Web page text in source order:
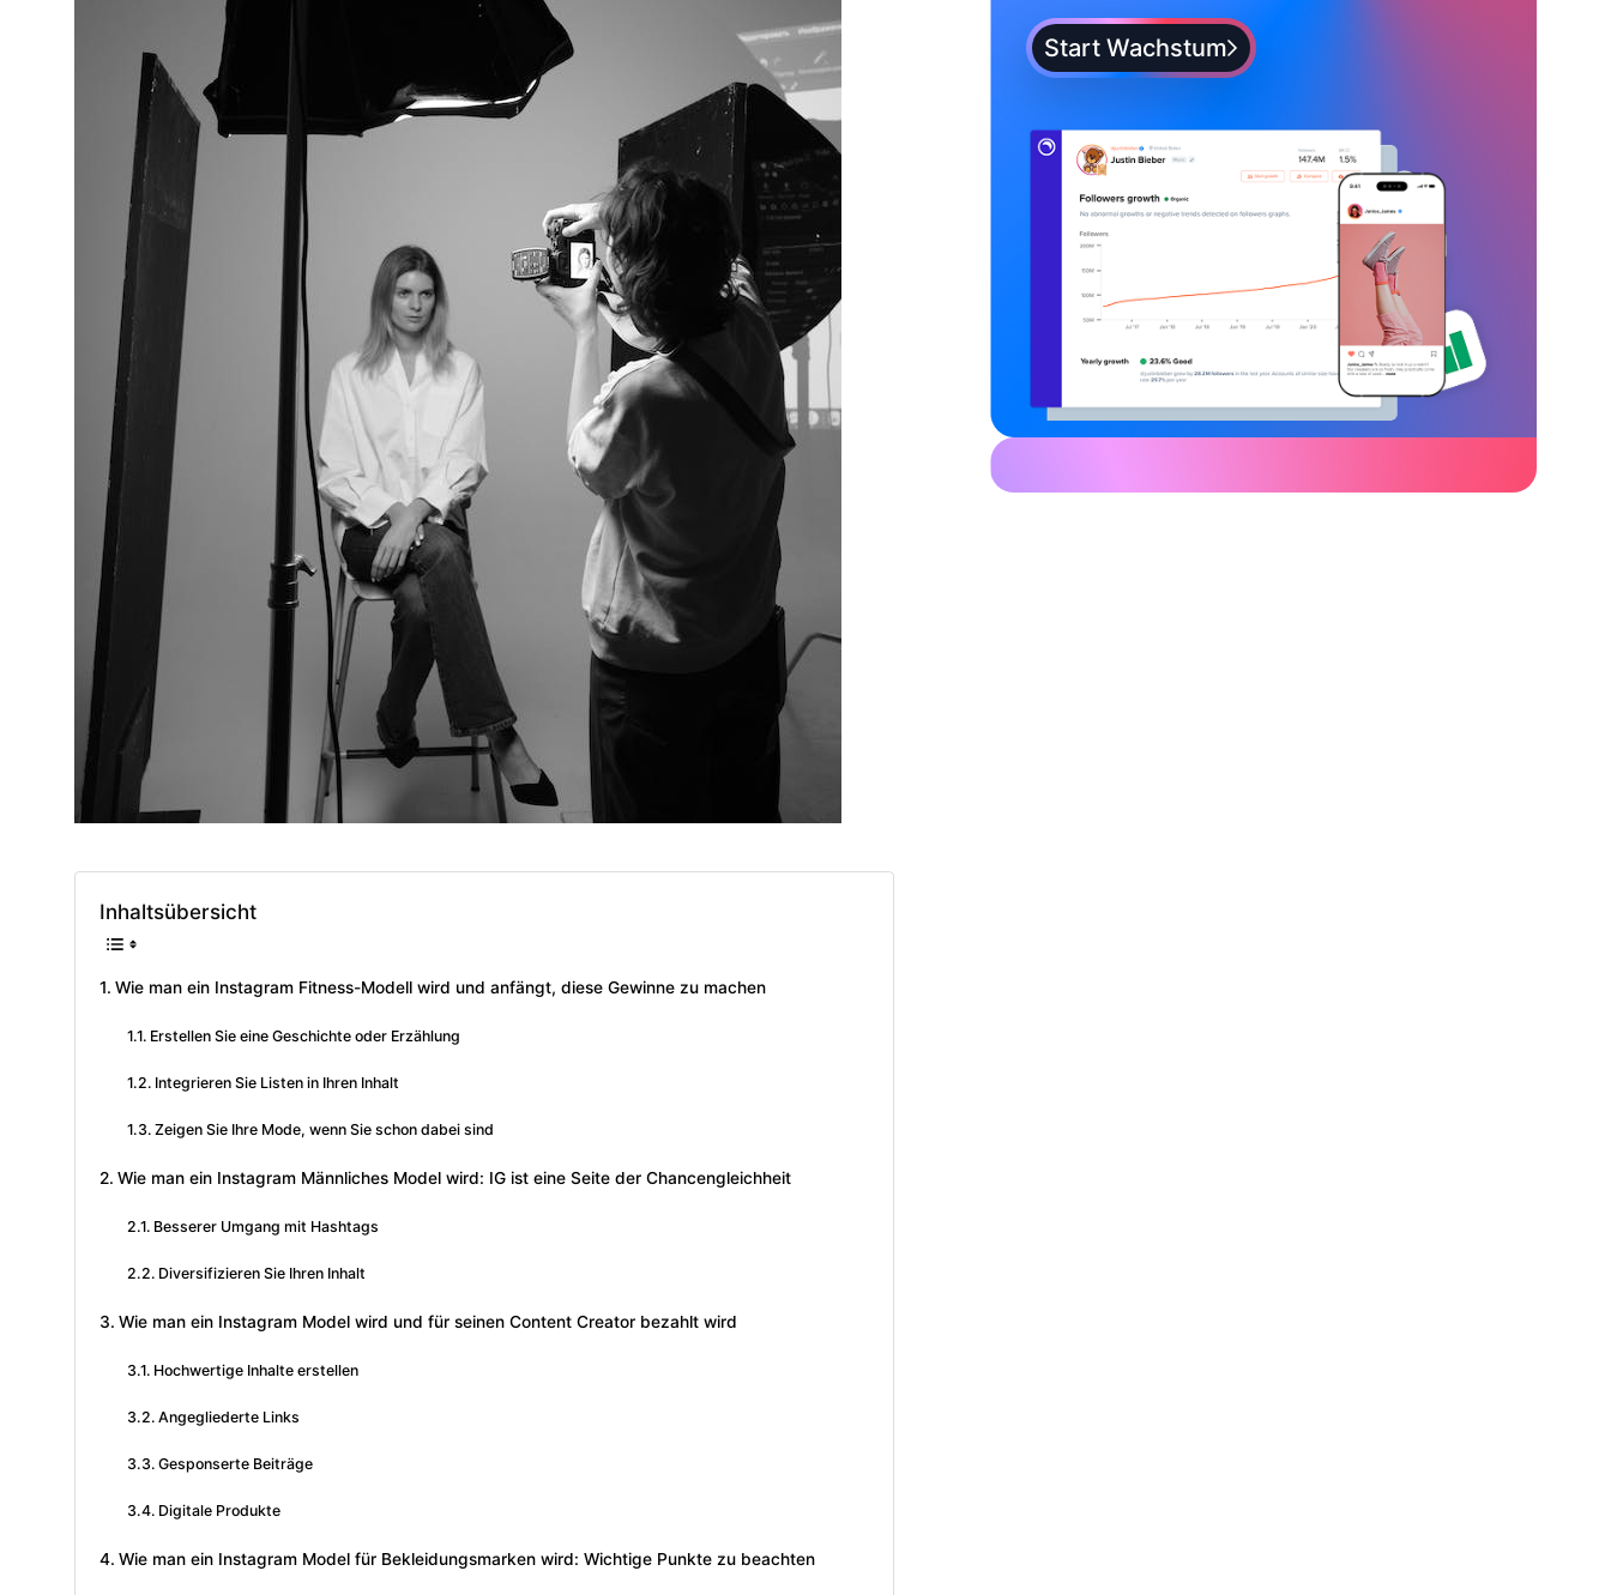
Inhaltsübersicht
Wie man ein Instagram Fitness-Modell wird und anfängt, diese Gewinne zu machen
Erstellen Sie eine Geschichte oder Erzählung
Integrieren Sie Listen in Ihren Inhalt
Zeigen Sie Ihre Mode, wenn Sie schon dabei sind
Wie man ein Instagram Männliches Model wird: IG ist eine Seite der Chancengleichheit
Besserer Umgang mit Hashtags
Diversifizieren Sie Ihren Inhalt
Wie man ein Instagram Model wird und für seinen Content Creator bezahlt wird
Hochwertige Inhalte erstellen
Angegliederte Links
Gesponserte Beiträge
Digitale Produkte
Wie man ein Instagram Model für Bekleidungsmarken wird: Wichtige Punkte zu beachten
Start Wachstum